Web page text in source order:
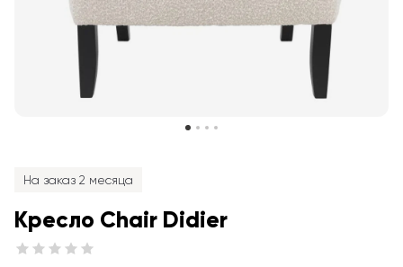
На заказ 2 месяца
Кресло Chair Didier